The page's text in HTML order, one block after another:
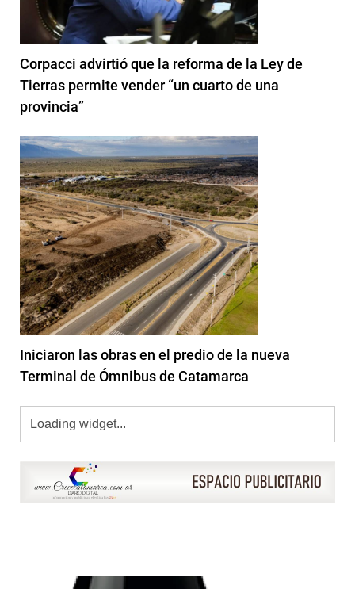
Corpacci advirtió que la reforma de la Ley de
Tierras permite vender “un cuarto de una
provincia”
Iniciaron las obras en el predio de la nueva
Terminal de Ómnibus de Catamarca